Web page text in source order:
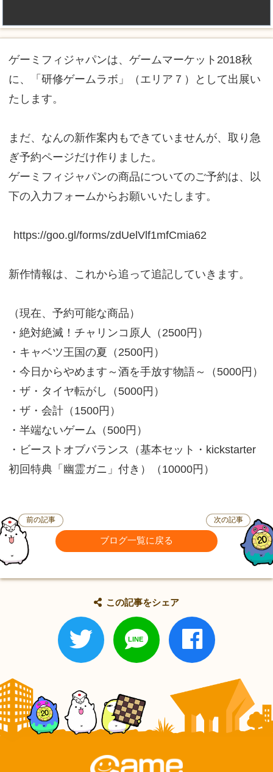
ゲーミフィジャパンは、ゲームマーケット2018秋
に、「研修ゲームラボ」（エリア７）として出展い
たします。
まだ、なんの新作案内もできていませんが、取り急
ぎ予約ページだけ作りました。
ゲーミフィジャパンの商品についてのご予約は、以
下の入力フォームからお願いいたします。
https://goo.gl/forms/zdUelVlf1mfCmia62
新作情報は、これから追って追記していきます。
（現在、予約可能な商品）
・絶対絶滅！チャリンコ原人（2500円）
・キャベツ王国の夏（2500円）
・今日からやめます～酒を手放す物語～（5000円）
・ザ・タイヤ転がし（5000円）
・ザ・会計（1500円）
・半端ないゲーム（500円）
・ビーストオブバランス（基本セット・kickstarter
初回特典「幽霊ガニ」付き）（10000円）
前の記事
ブログ一覧に戻る
次の記事
この記事をシェア